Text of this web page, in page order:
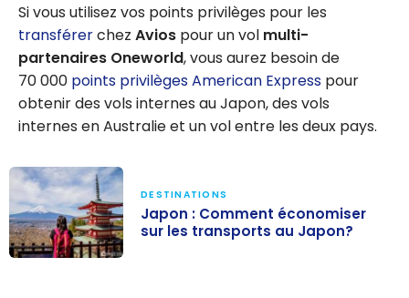
Si vous utilisez vos points privilèges pour les
transférerchez Avios pour un vol multi-
partenaires Oneworld, vous aurez besoin de
70 000 points privilèges American Express pour
obtenir des vols internes au Japon, des vols
internes en Australie et un vol entre les deux pays.
DESTINATIONS
Japon : Comment économiser
sur les transports au Japon?